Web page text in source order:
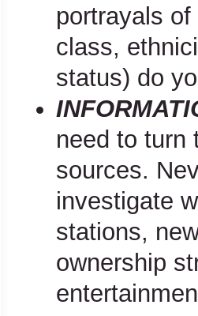
portrayals
class,
status) do
need to turn
sources.
investigate
stations,
ownership